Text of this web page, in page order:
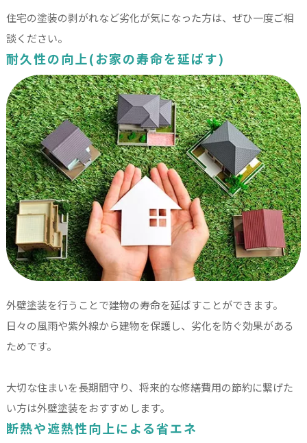
住宅の塗装の剥がれなど劣化が気になった方は、ぜひ一度ご相
談ください。
耐久性の向上(お家の寿命を延ばす)
外壁塗装を行うことで建物の寿命を延ばすことができます。
日々の風雨や紫外線から建物を保護し、劣化を防ぐ効果がある
ためです。
大切な住まいを長期間守り、将来的な修繕費用の節約に繋げた
い方は外壁塗装をおすすめします。
断熱や遮熱性向上による省エネ